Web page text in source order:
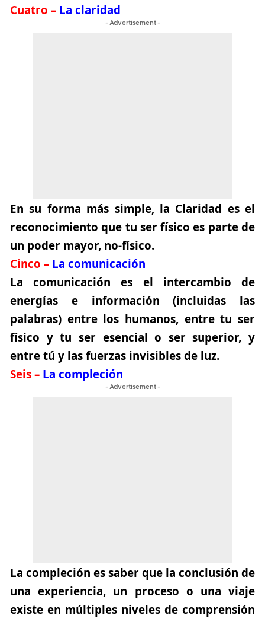
Cuatro – La claridad
- Advertisement -
En su forma más simple, la Claridad es el
reconocimiento que tu ser físico es parte de
un poder mayor, no-físico.
Cinco – La comunicación
La comunicación es el intercambio de
energías e información (incluidas las
palabras) entre los humanos, entre tu ser
físico y tu ser esencial o ser superior, y
entre tú y las fuerzas invisibles de luz.
Seis – La compleción
- Advertisement -
La compleción es saber que la conclusión de
una experiencia, un proceso o una viaje
existe en múltiples niveles de comprensión